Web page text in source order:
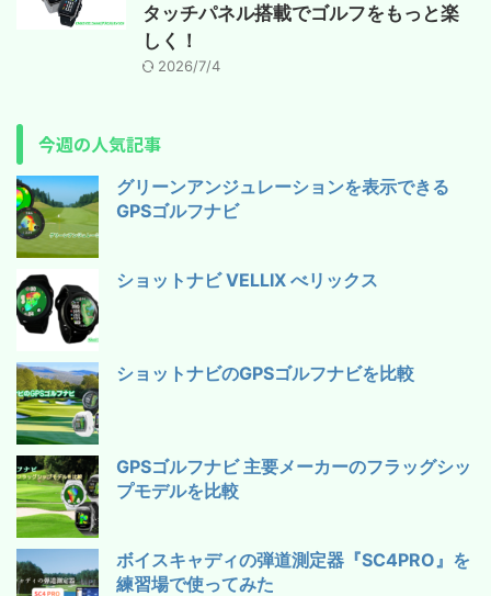
タッチパネル搭載でゴルフをもっと楽
しく！
2026/7/4
今週の人気記事
グリーンアンジュレーションを表示できる
GPSゴルフナビ
ショットナビ VELLIX べリックス
ショットナビのGPSゴルフナビを比較
GPSゴルフナビ 主要メーカーのフラッグシッ
プモデルを比較
ボイスキャディの弾道測定器『SC4PRO』を
練習場で使ってみた